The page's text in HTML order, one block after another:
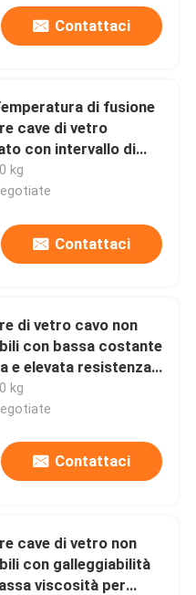
Contattaci
di fusione
cave di vetro
con intervallo di
da 10-250 micron per
ad alta temperatura
kg
Contattaci
di vetro cavo non
con bassa costante
e elevata resistenza
per lo
kg
Contattaci
cave di vetro non
con galleggiabilità
viscosità per